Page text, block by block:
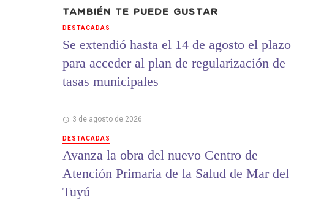
TAMBIÉN TE PUEDE GUSTAR
DESTACADAS
Se extendió hasta el 14 de agosto el plazo
para acceder al plan de regularización de
tasas municipales
3 de agosto de 2026
DESTACADAS
Avanza la obra del nuevo Centro de
Atención Primaria de la Salud de Mar del
Tuyú